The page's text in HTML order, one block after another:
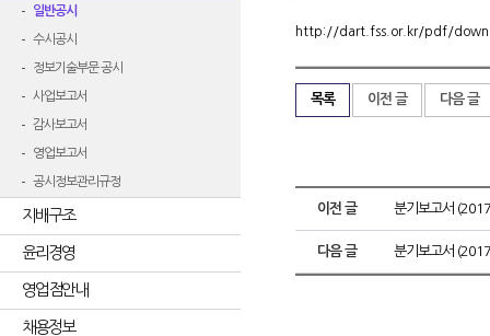
일반공시
수시공시
정보기술부문 공시
사업보고서
감사보고서
영업보고서
공시정보관리규정
지배구조
윤리경영
영업점안내
채용정보
http://dart.fss.or.kr/pdf/
목록 이전 글 다음 글
이전 글 분기보고서
다음 글 분기보고서